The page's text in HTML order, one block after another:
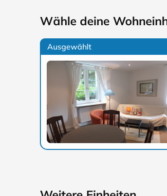
Wähle deine
Ausgewählt